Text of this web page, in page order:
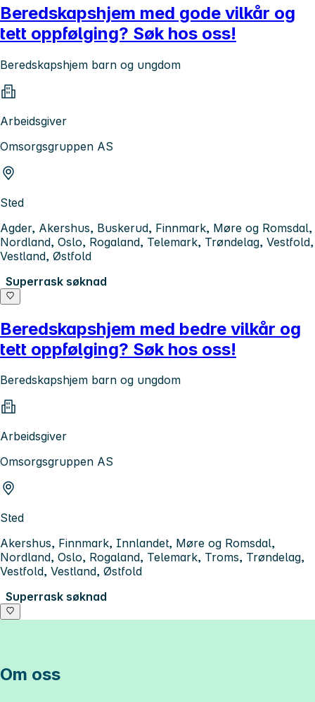
Beredskapshjem med gode vilkår og
tett oppfølging? Søk hos oss!
Beredskapshjem barn og ungdom
Arbeidsgiver
Omsorgsgruppen AS
Sted
Agder, Akershus, Buskerud, Finnmark, Møre og Romsdal,
Nordland, Oslo, Rogaland, Telemark, Trøndelag, Vestfold,
Vestland, Østfold
Superrask søknad
Beredskapshjem med bedre vilkår og
tett oppfølging? Søk hos oss!
Beredskapshjem barn og ungdom
Arbeidsgiver
Omsorgsgruppen AS
Sted
Akershus, Finnmark, Innlandet, Møre og Romsdal,
Nordland, Oslo, Rogaland, Telemark, Troms, Trøndelag,
Vestfold, Vestland, Østfold
Superrask søknad
Om oss